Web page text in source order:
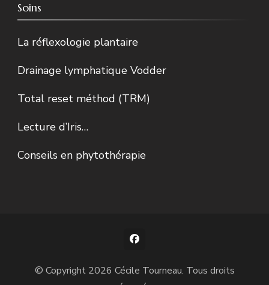
Soins
La réflexologie plantaire
Drainage lymphatique Vodder
Total reset méthod (TRM)
Lecture d’Iris…
Conseils en phytothérapie
© Copyright 2026 Cécile Tourneau. Tous droits